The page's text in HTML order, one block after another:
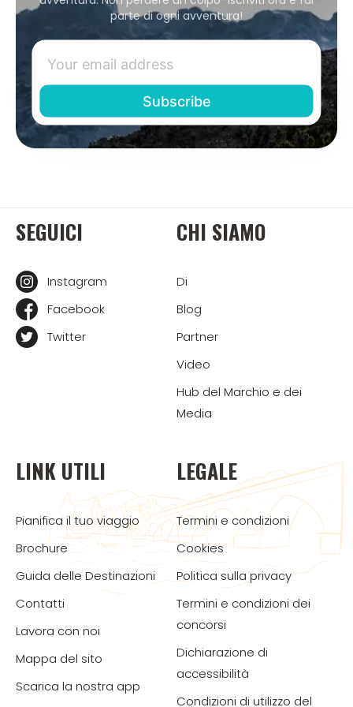
parte di ogni avventura!
SEGUICI
Instagram
Facebook
Twitter
CHI SIAMO
Di
Blog
Partner
Video
Hub del Marchio e dei
Media
LINK UTILI
Pianifica il tuo viaggio
Brochure
Guida delle Destinazioni
Contatti
Lavora con noi
Mappa del sito
Scarica la nostra app
LEGALE
Termini e condizioni
Cookies
Politica sulla privacy
Termini e condizioni dei
concorsi
Dichiarazione di
accessibilità
Condizioni di utilizzo del